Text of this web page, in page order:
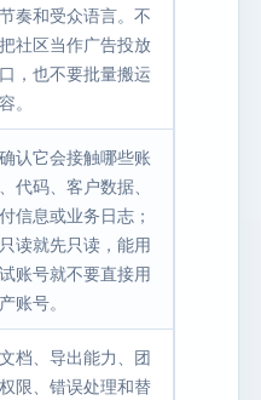
奏和受众语言。不
社区当作广告投放
，也不要批量搬运
。
认它会接触哪些账
代码、客户数据、
信息或业务日志；
读就先只读，能用
账号就不要直接用
账号。
档、导出能力、团
限、错误处理和替